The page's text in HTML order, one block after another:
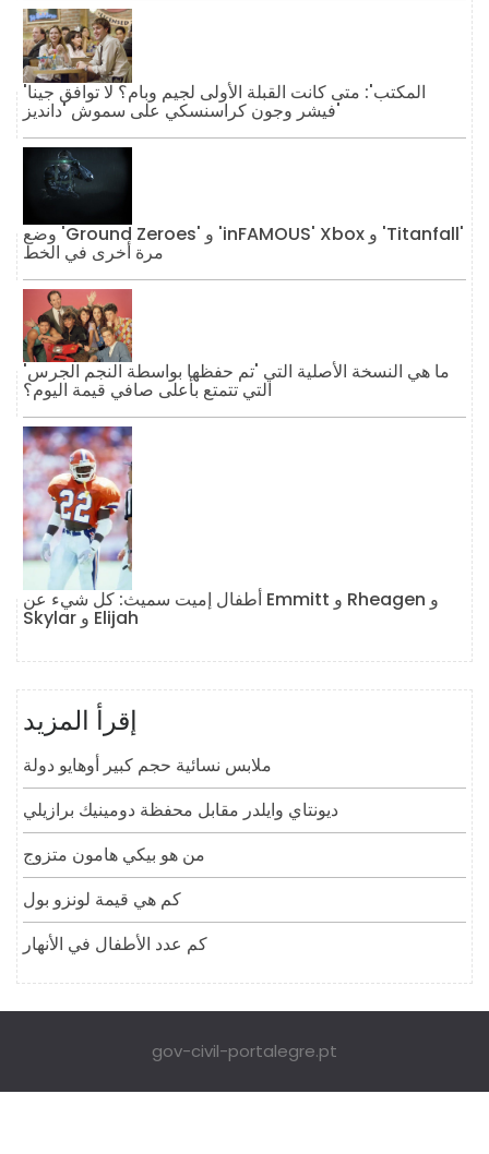
'المكتب': متى كانت القبلة الأولى لجيم وبام؟ لا توافق جينا
فيشر وجون كراسنسكي على سموش 'دانديز'
وضع 'Ground Zeroes' و 'inFAMOUS' Xbox و 'Titanfall'
مرة أخرى في الخط
ما هي النسخة الأصلية التي 'تم حفظها بواسطة النجم الجرس'
التي تتمتع بأعلى صافي قيمة اليوم؟
أطفال إميت سميث: كل شيء عن Emmitt و Rheagen و
Skylar و Elijah
إقرأ المزيد
ملابس نسائية حجم كبير أوهايو دولة
ديونتاي وايلدر مقابل محفظة دومينيك برازيلي
من هو بيكي هامون متزوج
كم هي قيمة لونزو بول
كم عدد الأطفال في الأنهار
gov-civil-portalegre.pt